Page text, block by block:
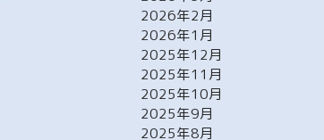
2026年2月
2026年1月
2025年12月
2025年11月
2025年10月
2025年9月
2025年8月